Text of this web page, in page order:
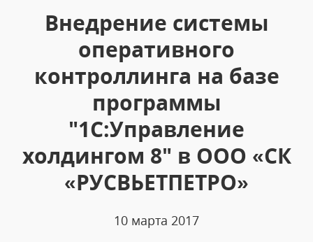
Внедрение системы
оперативного
контроллинга на базе
программы
"1С:Управление
холдингом 8" в ООО «СК
«РУСВЬЕТПЕТРО»
10 марта 2017